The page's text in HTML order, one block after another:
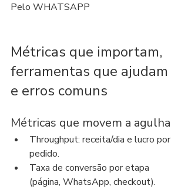
Pelo WHATSAPP
Métricas que importam,
ferramentas que ajudam
e erros comuns
Métricas que movem a agulha
Throughput: receita/dia e lucro por
pedido.
Taxa de conversão por etapa
(página, WhatsApp, checkout).